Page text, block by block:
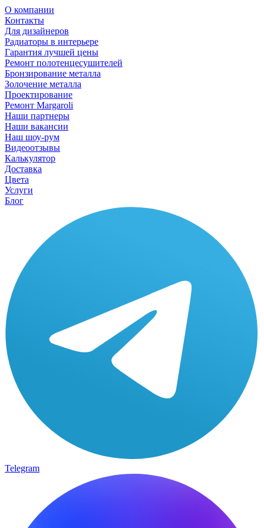
О компании
Контакты
Для дизайнеров
Радиаторы в интерьере
Гарантия лучшей цены
Ремонт полотенцесушителей
Бронзирование металла
Золочение металла
Проектирование
Ремонт Margaroli
Наши партнеры
Наши вакансии
Наш шоу-рум
Видеоотзывы
Калькулятор
Доставка
Цвета
Услуги
Блог
Telegram